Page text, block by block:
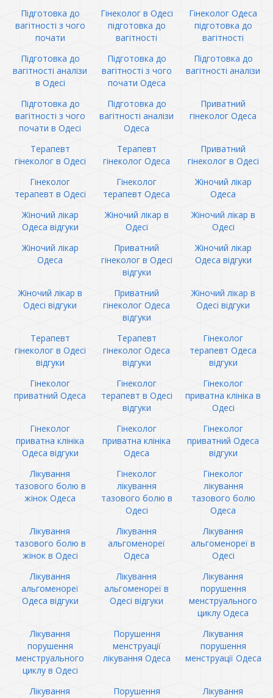
Підготовка до
вагітності з чого
почати
Гінеколог в Одесі
підготовка до
вагітності
Гінеколог Одеса
підготовка до
вагітності
Підготовка до
вагітності аналізи
в Одесі
Підготовка до
вагітності з чого
почати Одеса
Підготовка до
вагітності аналізи
Підготовка до
вагітності з чого
почати в Одесі
Підготовка до
вагітності аналізи
Одеса
Приватний
гінеколог Одеса
Терапевт
гінеколог в Одесі
Терапевт
гінеколог Одеса
Приватний
гінеколог в Одесі
Гінеколог
терапевт в Одесі
Гінеколог
терапевт Одеса
Жіночий лікар
Одеса
Жіночий лікар
Одеса відгуки
Жіночий лікар в
Одесі
Жіночий лікар в
Одесі
Жіночий лікар
Одеса
Приватний
гінеколог в Одесі
відгуки
Жіночий лікар
Одеса відгуки
Жіночий лікар в
Одесі відгуки
Приватний
гінеколог Одеса
відгуки
Жіночий лікар в
Одесі відгуки
Терапевт
гінеколог в Одесі
відгуки
Терапевт
гінеколог Одеса
відгуки
Гінеколог
терапевт Одеса
відгуки
Гінеколог
приватний Одеса
Гінеколог
терапевт в Одесі
відгуки
Гінеколог
приватна клініка в
Одесі
Гінеколог
приватна клініка
Одеса відгуки
Гінеколог
приватна клініка
Одеса
Гінеколог
приватний Одеса
відгуки
Лікування
тазового болю в
жінок Одеса
Гінеколог
лікування
тазового болю в
Одесі
Гінеколог
лікування
тазового болю
Одеса
Лікування
тазового болю в
жінок в Одесі
Лікування
альгоменореї
Одеса
Лікування
альгоменореї в
Одесі
Лікування
альгоменореї
Одеса відгуки
Лікування
альгоменореї в
Одесі відгуки
Лікування
порушення
менструального
циклу Одеса
Лікування
порушення
менструального
циклу в Одесі
Порушення
менструації
лікування Одеса
Лікування
порушення
менструації Одеса
Лікування
Порушення
Лікування